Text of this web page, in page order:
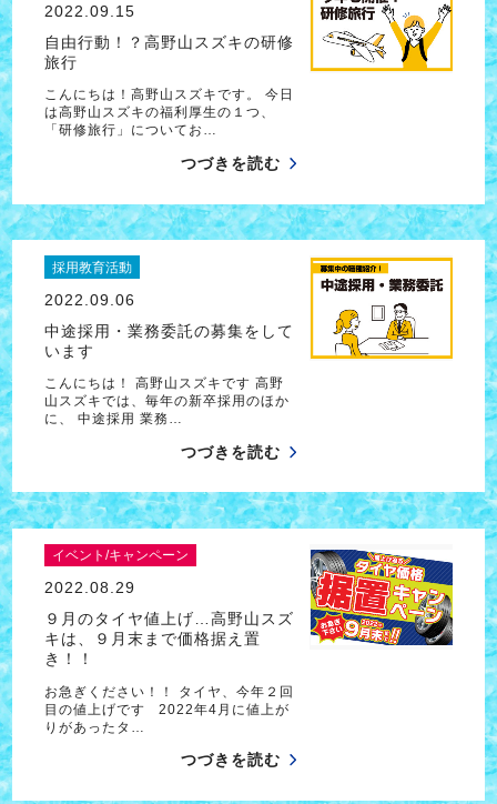
2022.09.15
自由行動！？高野山スズキの研修
旅行
こんにちは！高野山スズキです。 今日
は高野山スズキの福利厚生の１つ、
「研修旅行」についてお…
つづきを読む
採用教育活動
2022.09.06
中途採用・業務委託の募集をして
います
こんにちは！ 高野山スズキです 高野
山スズキでは、毎年の新卒採用のほか
に、 中途採用 業務…
つづきを読む
イベント/キャンペーン
2022.08.29
９月のタイヤ値上げ…高野山スズ
キは、９月末まで価格据え置
き！！
お急ぎください！！ タイヤ、今年２回
目の値上げです 2022年4月に値上が
りがあったタ…
つづきを読む